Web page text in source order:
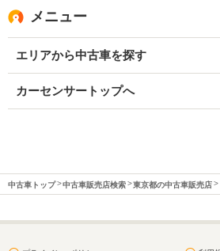
メニュー
エリアから中古車を探す
カーセンサートップへ
中古車トップ 中古車販売店検索 東京都の中古車販売店